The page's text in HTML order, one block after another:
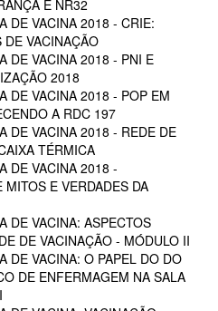
E NR32
DE VACINA 2018 - CRIE:
DE VACINAÇÃO
DE VACINA 2018 - PNI E
2018
DE VACINA 2018 - POP EM
A RDC 197
DE VACINA 2018 - REDE DE
TÉRMICA
DE VACINA 2018 -
E VERDADES DA
DE VACINA: ASPECTOS
DE VACINAÇÃO - MÓDULO II
DE VACINA: O PAPEL DO DO
DE ENFERMAGEM NA SALA